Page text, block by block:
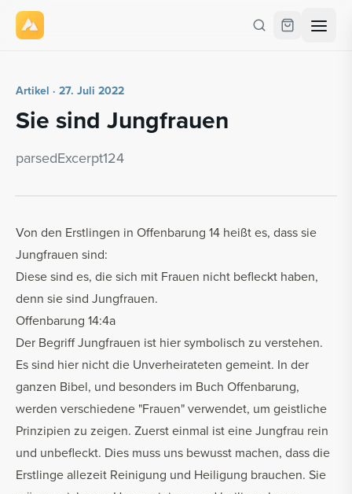
Artikel · 27. Juli 2022
Sie sind Jung­frau­en
par­se­dE­x­cerpt124
Von den Erstlingen in Offenbarung 14 heißt es, dass sie
Jungfrauen sind:
Diese sind es, die sich mit Frauen nicht befleckt haben,
denn sie sind Jungfrauen.
Offenbarung 14:4a
Der Begriff Jungfrauen ist hier symbolisch zu verstehen.
Es sind hier nicht die Unverheirateten gemeint. In der
ganzen Bibel, und besonders im Buch Offenbarung,
werden verschiedene "Frauen" verwendet, um geistliche
Prinzipien zu zeigen. Zuerst einmal ist eine Jungfrau rein
und unbefleckt. Dies muss uns bewusst machen, dass die
Erstlinge allezeit Reinigung und Heiligung brauchen. Sie